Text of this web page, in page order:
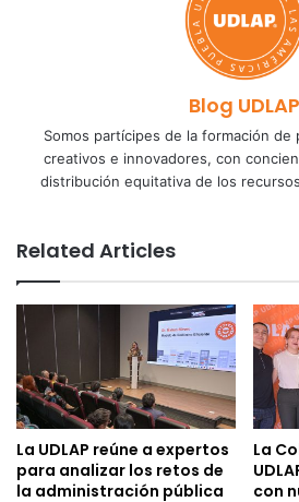
Blog UDLAP
Somos partícipes de la formación
creativos e innovadores, con
distribución equitativa de los
Related Articles
La UDLAP reúne a expertos
para analizar los retos de
la administración pública
La
con